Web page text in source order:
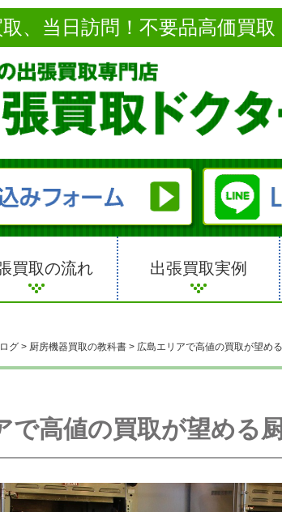
、当日訪問！不要品高価買取
買取の流れ 出張買取実例
グ > 厨房機器買取の教科書 > 広島エリアで高値の買取が望め
で高値の買取が望める